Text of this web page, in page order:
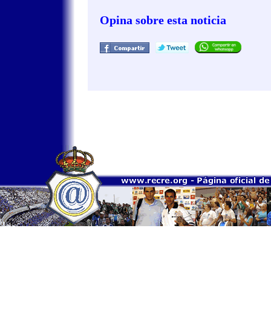
Opina sobre esta noticia